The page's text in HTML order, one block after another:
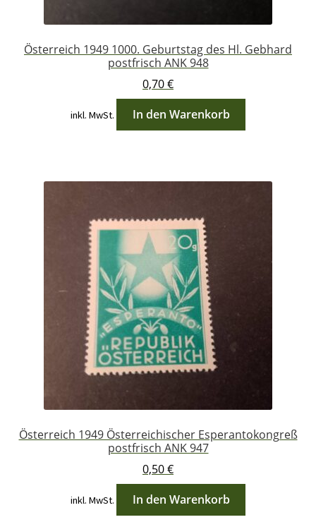
Österreich 1949 1000. Geburtstag des Hl. Gebhard
postfrisch ANK 948
0,70€
inkl. MwSt. In den Warenkorb
Österreich 1949 Österreichischer Esperantokongreß
postfrisch ANK 947
0,50€
inkl. MwSt. In den Warenkorb